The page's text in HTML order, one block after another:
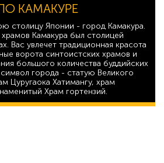
КАМАКУРЕ
столицу Японии - город Камакура.
Камакура был столицей
Вас увлечет традиционная красота
ворота синтоистских храмов и
большого количества буддийских
города - статую Великого
Цуругаока Хатимангу, храм
Храм гортензий.